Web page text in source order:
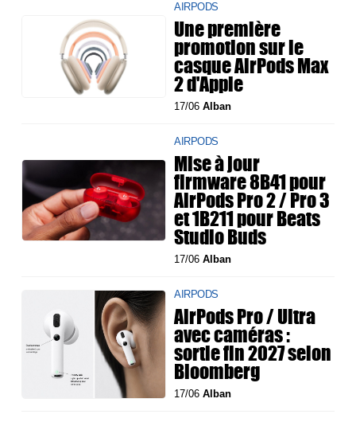
AIRPODS
Une première
promotion sur le
casque AirPods Max
2 d'Apple
17/06Alban
AIRPODS
Mise à jour
firmware 8B41 pour
AirPods Pro 2 / Pro 3
et 1B211 pour Beats
Studio Buds
17/06Alban
AIRPODS
AirPods Pro / Ultra
avec caméras :
sortie fin 2027 selon
Bloomberg
17/06Alban